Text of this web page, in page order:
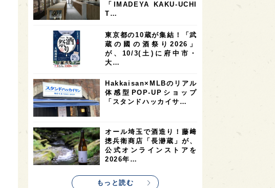
大分県 4 三重県 3 3 3
オーストラリア 台湾 2 アジア
SAKEの時代を生きる 1
全蔵めぐり 1 シンガポール 1 カナダ 1
1 熊本県 1
イギリス 1 ノルウェー 新宿区 1
歌舞伎町 1 沖縄県 1 鳥取県 1
saketimes_image_4 1
「IMADEYA KAKU-UCHI
T…
東京都の10蔵が集結！「武
蔵の國の酒祭り2026」
が、10/3(土)に府中市・
大…
Hakkaisan×MLBのリアル
体感型POP-UPショップ
「スタンドハッカイサ…
オール埼玉で酒造り！藤﨑
摠兵衛商店「長瀞蔵」が、
公式オンラインストアを
2026年…
もっと読む